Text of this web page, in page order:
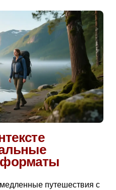
форматы
путешествия с